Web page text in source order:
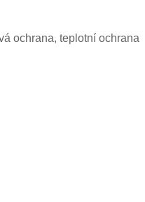
ochrana, teplotní ochrana